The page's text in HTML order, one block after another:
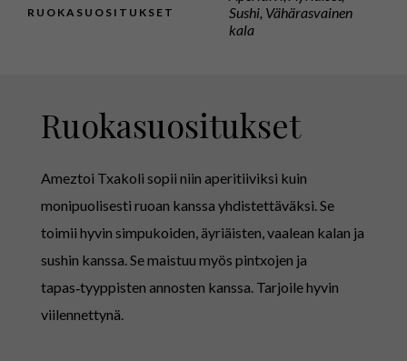
RUOKASUOSITUKSET
Sushi, Vähärasvainen
kala
Ruokasuositukset
Ameztoi Txakoli sopii niin aperitiiviksi kuin
monipuolisesti ruoan kanssa yhdistettäväksi. Se
toimii hyvin simpukoiden, äyriäisten, vaalean kalan ja
sushin kanssa. Se maistuu myös pintxojen ja
tapas‑tyyppisten annosten kanssa. Tarjoile hyvin
viilennettynä.